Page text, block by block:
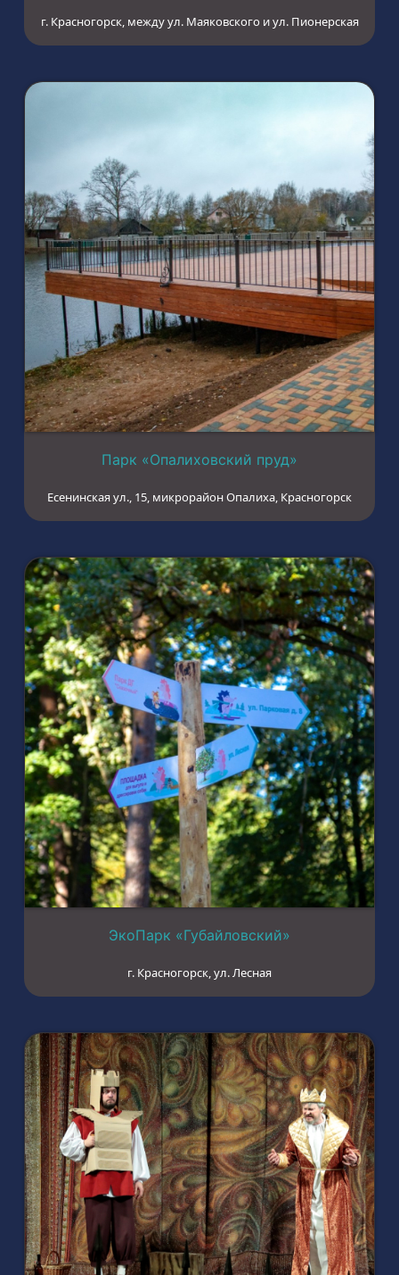
г. Красногорск, между ул. Маяковского и ул. Пионерская
Парк «Опалиховский пруд»
Есенинская ул., 15, микрорайон Опалиха, Красногорск
ЭкоПарк «Губайловский»
г. Красногорск, ул. Лесная